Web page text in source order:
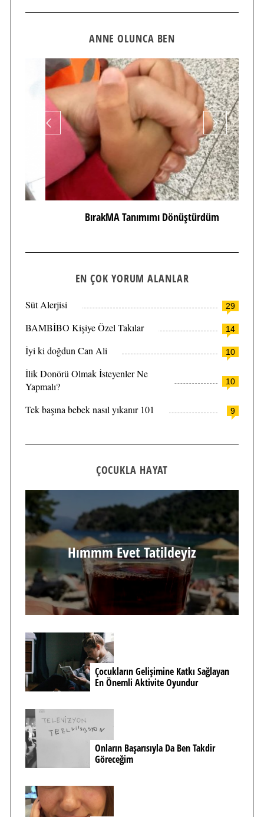
ANNE OLUNCA BEN
BırakMA Tanımımı Dönüştürdüm
EN ÇOK YORUM ALANLAR
29
Süt Alerjisi
14
BAMBİBO Kişiye Özel Takılar
10
İyi ki doğdun Can Ali
10
İlik Donörü Olmak İsteyenler Ne
Yapmalı?
9
Tek başına bebek nasıl yıkanır 101
ÇOCUKLA HAYAT
Hımmm Evet Tatildeyiz
Çocukların Gelişimine Katkı Sağlayan
En Önemli Aktivite Oyundur
Onların Başarısıyla Da Ben Takdir
Göreceğim